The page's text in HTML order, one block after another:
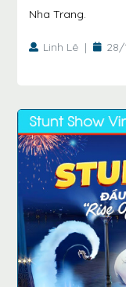
Nha Trang.
Linh Lê | 28/